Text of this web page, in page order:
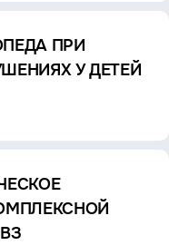
ПРИ
У ДЕТЕЙ